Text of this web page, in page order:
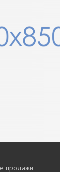
продажи